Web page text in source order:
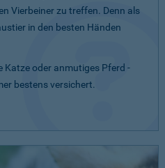
Vierbeiner zu treffen. Denn als
in den besten Händen
Katze oder anmutiges Pferd -
bestens versichert.